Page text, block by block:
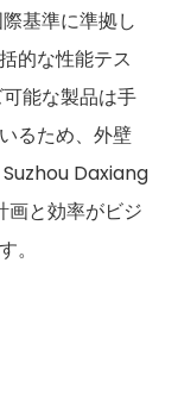
基準に準拠し
的な性能テス
能な製品は手
るため、外壁
Suzhou Daxiang
と効率がビジ
。